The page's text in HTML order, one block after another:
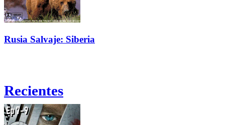
Rusia Salvaje: Siberia
Recientes